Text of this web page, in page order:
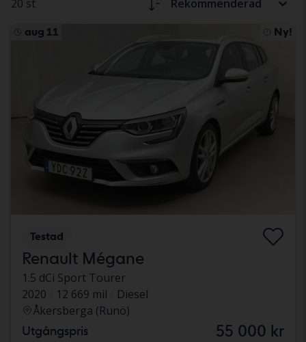
20 st Rekommenderad
aug 11 Ny!
Testad
Renault Mégane
1.5 dCi Sport Tourer
2020
12 669 mil
Diesel
Åkersberga (Runö)
Utgångspris 55 000 kr